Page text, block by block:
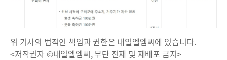
위 기사의 법적인 책임과 권한은 내일엘엠씨에 있습니다.
<저작권자 ©내일엘엠씨, 무단 전재 및 재배포 금지>